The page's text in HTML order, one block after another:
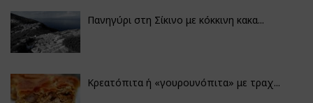
Πανηγύρι στη Σίκινο με κόκκινη κακα...
Κρεατόπιτα ή «γουρουνόπιτα» με τραχ...